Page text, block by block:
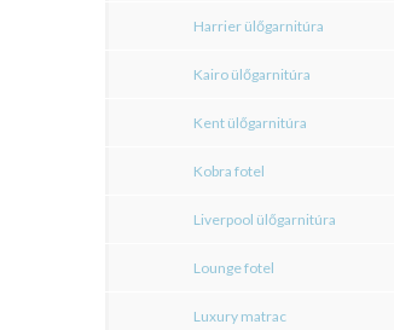
Harrier ülőgarnitúra
Kairo ülőgarnitúra
Kent ülőgarnitúra
Kobra fotel
Liverpool ülőgarnitúra
Lounge fotel
Luxury matrac